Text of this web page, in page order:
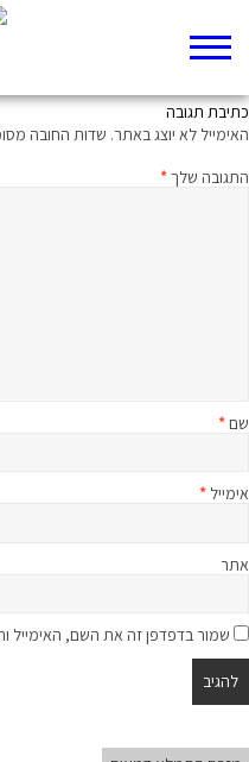
כתיבת תגובה
האימייל לא יוצג באתר. שדות החובה
התגובה שלך*
שם*
אימייל *
אתר
שמור בדפדפן זה את השם, האימייל